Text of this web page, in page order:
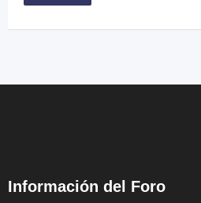
Información del Foro